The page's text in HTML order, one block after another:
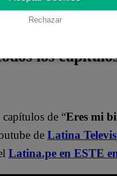
channel/
los
de “Eres mi
de Latina
Latina.pe en ESTE
Rechazar